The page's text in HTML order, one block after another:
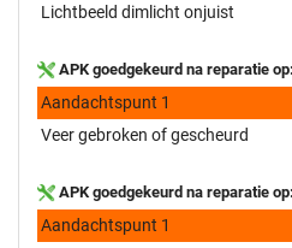
Lichtbeeld dimlicht onjuist
APK goedgekeurd na reparatie
Aandachtspunt 1
Veer gebroken of gescheurd
APK goedgekeurd na reparatie
Aandachtspunt 1